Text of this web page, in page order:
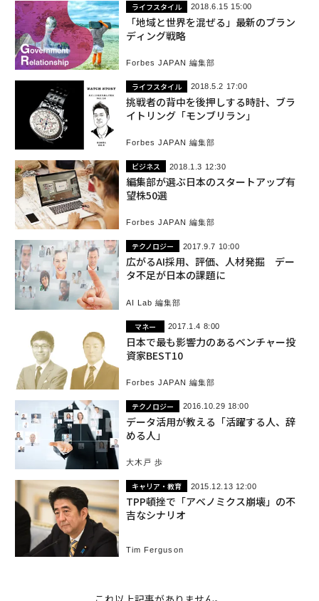
ライフスタイル 2018.6.15 15:00
「地域と世界を混ぜる」最新のブラン
ディング戦略
Forbes JAPAN 編集部
ライフスタイル 2018.5.2 17:00
挑戦者の背中を後押しする時計、ブラ
イトリング「モンブリラン」
Forbes JAPAN 編集部
ビジネス 2018.1.3 12:30
編集部が選ぶ日本のスタートアップ有
望株50選
Forbes JAPAN 編集部
テクノロジー 2017.9.7 10:00
広がるAI採用、評価、人材発掘 デー
タ不足が日本の課題に
AI Lab 編集部
マネー 2017.1.4 8:00
日本で最も影響力のあるベンチャー投
資家BEST10
Forbes JAPAN 編集部
テクノロジー 2016.10.29 18:00
データ活用が教える「活躍する人、辞
める人」
大木戸 歩
キャリア・教育 2015.12.13 12:00
TPP頓挫で「アベノミクス崩壊」の不
吉なシナリオ
Tim Ferguson